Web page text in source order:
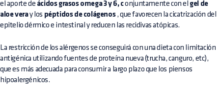
el aporte de ácidos grasos omega 3 y 6, conjuntamente con el gel de
aloe veray los péptidos de colágenos, que favorecen la cicatrización del
epitelio dérmico e intestinal y reducen las recidivas atópicas.
La restricción de los alérgenos se conseguirá con una dieta con limitación
antigénica utilizando fuentes de proteína nueva (trucha, canguro, etc),
que es más adecuada para consumir a largo plazo que los piensos
hipoalergénicos.